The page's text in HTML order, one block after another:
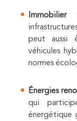
Immobilier
peut aussi
véhicules
normes
Énergies
qui
énergétique